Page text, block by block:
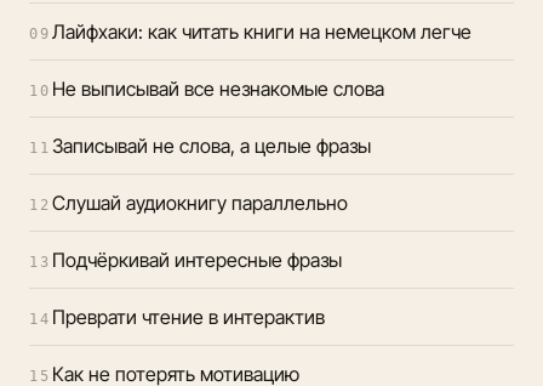
09 Лайфхаки: как читать книги на немецком легче
10 Не выписывай все незнакомые слова
11 Записывай не слова, а целые фразы
12 Слушай аудиокнигу параллельно
13 Подчёркивай интересные фразы
14 Преврати чтение в интерактив
15 Как не потерять мотивацию